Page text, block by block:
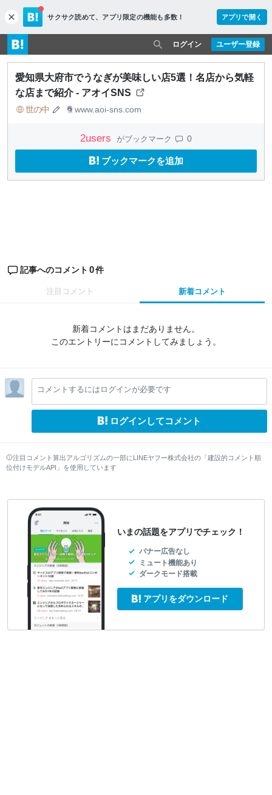
c
l
o
s
e
サクサク読めて、 アプリ限定の機能も多数！ アプリで開く
ユーザー登録
ログイン
愛知県大府市でうなぎが美味しい店5選！名店から気軽
な店まで紹介 - アオイSNS
世の中 www.aoi-sns.com
2users がブックマーク 0
ブックマークを追加
記事へのコメント 0件
注目コメント 新着コメント
新着コメントはまだありません。
このエントリーにコメントしてみましょう。
コメントするにはログインが必要です
ログインしてコメント
注目コメント算出アルゴリズムの一部にLINEヤフー株式会社の「建設的コメント順
位付けモデルAPI」を使用しています
いまの話題をアプリでチェック！
バナー広告なし
ミュート機能あり
ダークモード搭載
アプリをダウンロード